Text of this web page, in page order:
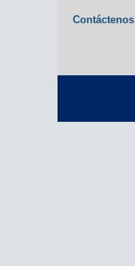
Contáctenos